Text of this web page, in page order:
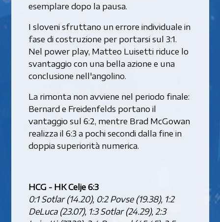
esemplare dopo la pausa.
I sloveni sfruttano un errore individuale in
fase di costruzione per portarsi sul 3:1.
Nel power play, Matteo Luisetti riduce lo
svantaggio con una bella azione e una
conclusione nell'angolino.
La rimonta non avviene nel periodo finale:
Bernard e Freidenfelds portano il
vantaggio sul 6:2, mentre Brad McGowan
realizza il 6:3 a pochi secondi dalla fine in
doppia superiorità numerica.
HCG - HK Celje 6:3
0:1 Sotlar (14.20), 0:2 Povse (19.38), 1:2
DeLuca (23.07), 1:3 Sotlar (24.29), 2:3